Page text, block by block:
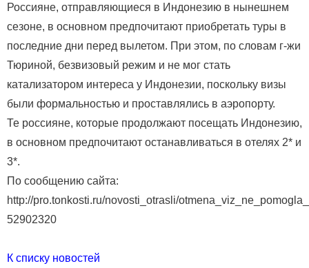
Россияне, отправляющиеся в Индонезию в нынешнем
сезоне, в основном предпочитают приобретать туры в
последние дни перед вылетом. При этом, по словам г-жи
Тюриной, безвизовый режим и не мог стать
катализатором интереса у Индонезии, поскольку визы
были формальностью и проставлялись в аэропорту.
Те россияне, которые продолжают посещать Индонезию,
в основном предпочитают останавливаться в отелях 2* и
3*.
По сообщению сайта:
http://pro.tonkosti.ru/novosti_otrasli/
52902320
К списку новостей